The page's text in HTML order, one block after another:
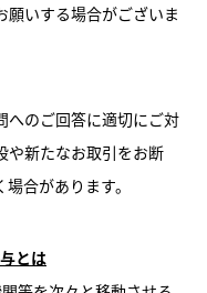
願いする場合がございま
のご回答に適切にご対
や新たなお取引をお断
合があります。
とは